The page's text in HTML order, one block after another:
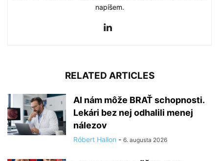
napíšem.
RELATED ARTICLES
AI nám môže BRAŤ schopnosti.
Lekári bez nej odhalili menej
nálezov
Róbert Hallon - 6. augusta 2026